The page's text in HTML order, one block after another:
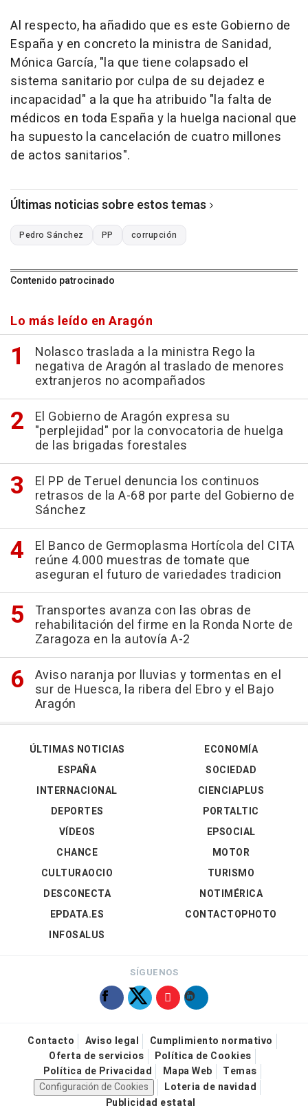
Al respecto, ha añadido que es este Gobierno de
España y en concreto la ministra de Sanidad,
Mónica García, "la que tiene colapsado el
sistema sanitario por culpa de su dejadez e
incapacidad" a la que ha atribuido "la falta de
médicos en toda España y la huelga nacional que
ha supuesto la cancelación de cuatro millones
de actos sanitarios".
Últimas noticias sobre estos temas
Pedro Sánchez PP corrupción
Contenido patrocinado
Lo más leído en Aragón
Nolasco traslada a la ministra Rego la
negativa de Aragón al traslado de menores
extranjeros no acompañados
El Gobierno de Aragón expresa su
"perplejidad" por la convocatoria de huelga
de las brigadas forestales
El PP de Teruel denuncia los continuos
retrasos de la A-68 por parte del Gobierno de
Sánchez
El Banco de Germoplasma Hortícola del CITA
reúne 4.000 muestras de tomate que
aseguran el futuro de variedades tradicion
Transportes avanza con las obras de
rehabilitación del firme en la Ronda Norte de
Zaragoza en la autovía A-2
Aviso naranja por lluvias y tormentas en el
sur de Huesca, la ribera del Ebro y el Bajo
Aragón
ÚLTIMAS NOTICIAS
ESPAÑA
INTERNACIONAL
DEPORTES
VÍDEOS
ECONOMÍA
SOCIEDAD
CIENCIAPLUS
PORTALTIC
EPSOCIAL
CHANCE
CULTURAOCIO
DESCONECTA
EPDATA.ES
INFOSALUS
MOTOR
TURISMO
NOTIMÉRICA
CONTACTOPHOTO
SÍGUENOS
Contacto Aviso legal
Cumplimiento normativo
Oferta de servicios
Política de Cookies
Política de Privacidad
Mapa Web
Temas
Configuración de Cookies
Loteria de navidad
Publicidad estatal